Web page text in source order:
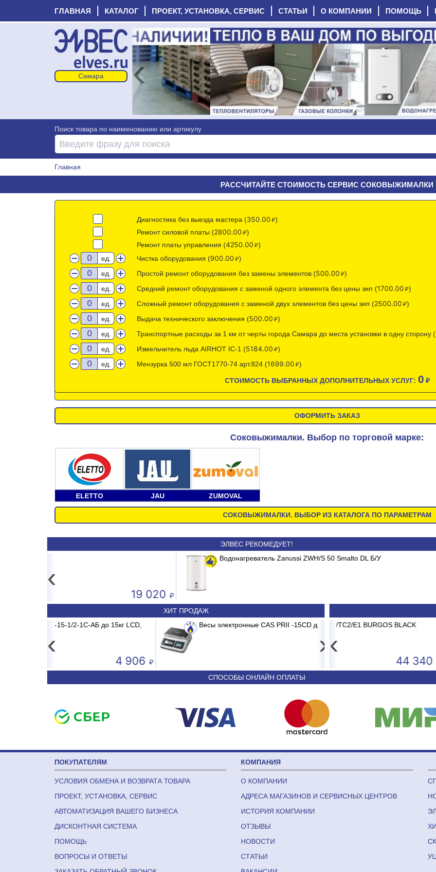
ГЛАВНАЯ КАТАЛОГ ПРОЕКТ, УСТАНОВКА, СЕРВИС СТАТЬИ О КОМПАНИИ ПОМОЩЬ
‹
Поиск товара по наименованию или артикулу
Главная
РАССЧИТАЙТЕ СТОИМОСТЬ СЕРВИС СОКОВЫЖИМАЛКИ
в ваш дом по выгодной цене
Всегда в наличии промышленные
магазина!
Обеспечьте свое
качественным
сегодня. Торговые
ЭЛВЕС РЕКОМЕДУЕТ!
Водонагреватель Zanussi ZWH/S 50 Smalto DL Б/У
‹
ХИТ ПРОДАЖ
АБ до 15кг LCD,
Весы электронные CAS PRII -15CD до 15 кг 2/5г Картридж мех.очистки ITA
‹ ›
INVERTER
Сплит-система ABASK ABK-12 BRG/TC2/E1 BURGOS BLACK Сплит-
‹
СПОСОБЫ ОНЛАЙН ОПЛАТЫ
Диагностика без выезда мастера (350.00
)
Ремонт силовой платы (2800.00
)
Ремонт платы управления (4250.00
)
ед.
Чистка оборудования (900.00
)
ед.
Простой ремонт оборудования без замены элементов (500.00
)
ед.
Средний ремонт оборудования с заменой одного элемента без цены зип (1700.00
)
ед.
Сложный ремонт оборудования с заменой двух элементов без цены зип (2500.00
)
ед.
Выдача технического заключения (500.00
)
ед.
Транспортные расходы за 1 км от черты города Самара до места установки в одну сторону (
ед.
Измельчитель льда AIRHOT IC-1 (5184.00
)
ед.
Мензурка 500 мл ГОСТ1770-74 арт.824 (1699.00 )
СТОИМОСТЬ ВЫБРАННЫХ ДОПОЛНИТЕЛЬНЫХ УСЛУГ: 0 ₽
ОФОРМИТЬ ЗАКАЗ
Соковыжималки. Выбор по торговой марке:
ELETTO JAU ZUMOVAL
СОКОВЫЖИМАЛКИ. ВЫБОР ИЗ КАТАЛОГА ПО ПАРАМЕТРАМ
ПОКУПАТЕЛЯМ
УСЛОВИЯ ОБМЕНА И ВОЗВРАТА ТОВАРА
ПРОЕКТ, УСТАНОВКА, СЕРВИС
АВТОМАТИЗАЦИЯ ВАШЕГО БИЗНЕСА
ДИСКОНТНАЯ СИСТЕМА
ПОМОЩЬ
ВОПРОСЫ И ОТВЕТЫ
КОМПАНИЯ
О КОМПАНИИ
АДРЕСА МАГАЗИНОВ И СЕРВИСНЫХ ЦЕНТРОВ
ИСТОРИЯ КОМПАНИИ
ОТЗЫВЫ
НОВОСТИ
СТАТЬИ